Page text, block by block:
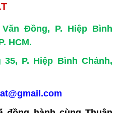
Văn Đồng, P. Hiệp Bình
HCM.
P. Hiệp Bình Chánh,